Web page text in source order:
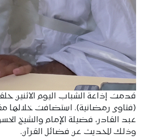
قدمت إذاعة الشباب اليوم الاثنين
(فتاوى رمضانية). استضافت خلالها
عبد القادر، فضيلة الإمام والشيخ
وذلك للحديث عن فضائل القرآن.